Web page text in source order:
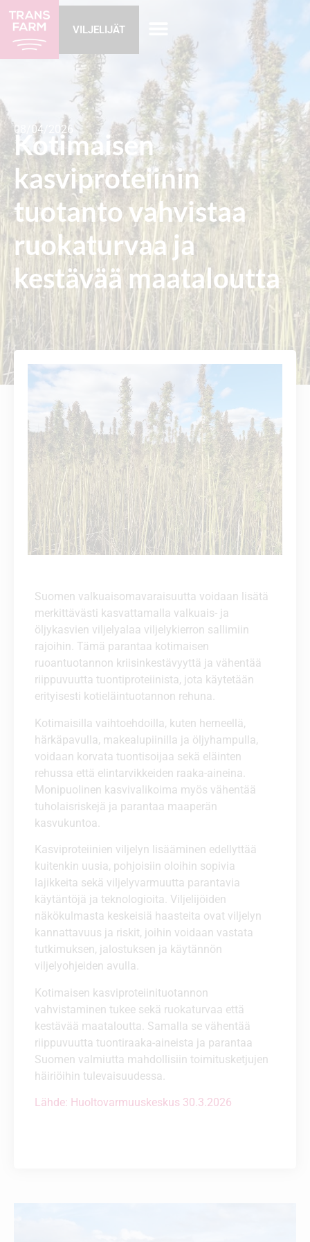
VILJELIJÄT
08/04/2026
Kotimaisen
kasviproteiinin
tuotanto vahvistaa
ruokaturvaa ja
kestävää maataloutta
Suomen valkuaisomavaraisuutta voidaan lisätä
merkittävästi kasvattamalla valkuais- ja
öljykasvien viljelyalaa viljelykierron sallimiin
rajoihin. Tämä parantaa kotimaisen
ruoantuotannon kriisinkestävyyttä ja vähentää
riippuvuutta tuontiproteiinista, jota käytetään
erityisesti kotieläintuotannon rehuna.
Kotimaisilla vaihtoehdoilla, kuten herneellä,
härkäpavulla, makealupiinilla ja öljyhampulla,
voidaan korvata tuontisoijaa sekä eläinten
rehussa että elintarvikkeiden raaka-aineina.
Monipuolinen kasvivalikoima myös vähentää
tuholaisriskejä ja parantaa maaperän
kasvukuntoa.
Kasviproteiinien viljelyn lisääminen edellyttää
kuitenkin uusia, pohjoisiin oloihin sopivia
lajikkeita sekä viljelyvarmuutta parantavia
käytäntöjä ja teknologioita. Viljelijöiden
näkökulmasta keskeisiä haasteita ovat viljelyn
kannattavuus ja riskit, joihin voidaan vastata
tutkimuksen, jalostuksen ja käytännön
viljelyohjeiden avulla.
Kotimaisen kasviproteiinituotannon
vahvistaminen tukee sekä ruokaturvaa että
kestävää maataloutta. Samalla se vähentää
riippuvuutta tuontiraaka-aineista ja parantaa
Suomen valmiutta mahdollisiin toimitusketjujen
häiriöihin tulevaisuudessa.
Lähde: Huoltovarmuuskeskus 30.3.2026